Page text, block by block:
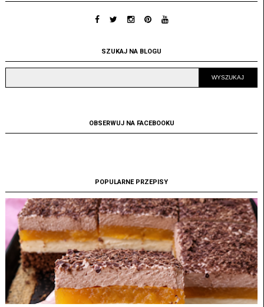
SZUKAJ NA BLOGU
OBSERWUJ NA FACEBOOKU
POPULARNE PRZEPISY